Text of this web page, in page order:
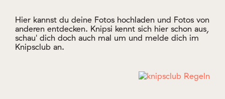
Hier kannst du deine Fotos hochladen und Fotos von
anderen entdecken. Knipsi kennt sich hier schon aus,
schau' dich doch auch mal um und melde dich im
Knipsclub an.